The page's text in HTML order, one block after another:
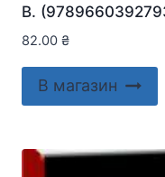
В.
82.00 ₴
В магазин